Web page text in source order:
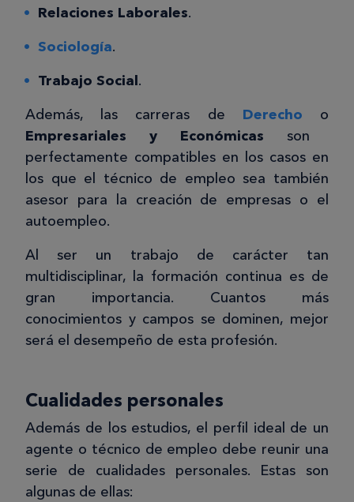
Relaciones Laborales.
Sociología.
Trabajo Social.
Además, las carreras de Derecho o
Empresariales y Económicas son
perfectamente compatibles en los casos en
los que el técnico de empleo sea también
asesor para la creación de empresas o el
autoempleo.
Al ser un trabajo de carácter tan
multidisciplinar, la formación continua es de
gran importancia. Cuantos más
conocimientos y campos se dominen, mejor
será el desempeño de esta profesión.
Cualidades personales
Además de los estudios, el perfil ideal de un
agente o técnico de empleo debe reunir una
serie de cualidades personales. Estas son
algunas de ellas: